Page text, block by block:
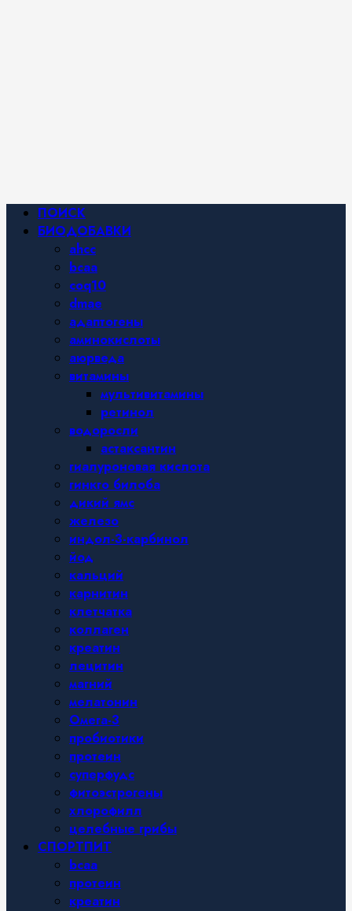
Основное
меню
ПОИСК
БИОДОБАВКИ
ahcc
bcaa
coq10
dmae
адаптогены
аминокислоты
аюрведа
витамины
мультивитамины
ретинол
водоросли
астаксантин
гиалуроновая кислота
гинкго билоба
дикий ямс
железо
индол-3-карбинол
йод
кальций
карнитин
клетчатка
коллаген
креатин
лецитин
магний
мелатонин
Омега-3
пробиотики
протеин
суперфудс
фитоэстрогены
хлорофилл
целебные грибы
СПОРТПИТ
bcaa
протеин
креатин